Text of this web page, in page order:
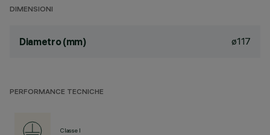
DIMENSIONI
Diametro (mm) ø117
PERFORMANCE TECNICHE
Classe I